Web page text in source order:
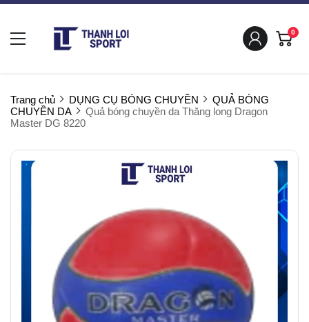
0
Trang chủ DỤNG CỤ BÓNG CHUYỀN
QUẢ BÓNG
CHUYỀN DA
Quả bóng chuyền da Thăng long Dragon
Master DG 8220